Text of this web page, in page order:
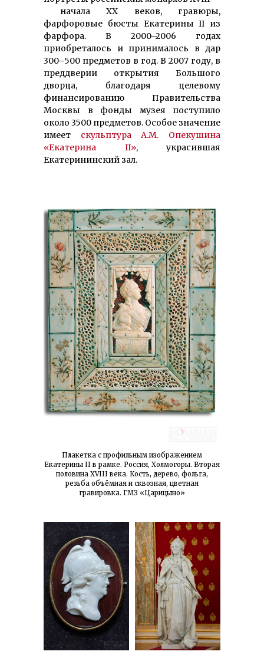
начала ХХ веков, гравюры,
фарфоровые бюсты Екатерины II из
фарфора. В 2000–2006 годах
приобреталось и принималось в дар
300–500 предметов в год. В 2007 году, в
преддверии открытия Большого
дворца, благодаря целевому
финансированию Правительства
Москвы в фонды музея поступило
около 3500 предметов. Особое значение
имеет скульптура А.М. Опекушина
«Екатерина II», украсившая
Екатерининский зал.
Плакетка с профильным изображением
Екатерины II в рамке. Россия, Холмогоры. Вторая
половина XVIII века. Кость, дерево, фольга,
резьба объёмная и сквозная, цветная
гравировка. ГМЗ «Царицыно»